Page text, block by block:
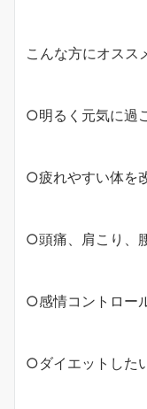
こんな方にオスス
○明るく元気に過
○疲れやすい体を
○頭痛、肩こり、
○感情コントロー
○ダイエットした